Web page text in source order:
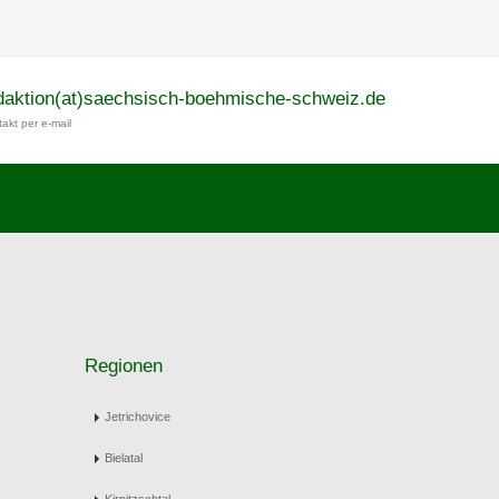
boehmische-schweiz.de
per e-mail
Regionen
Jetrichovice
Bielatal